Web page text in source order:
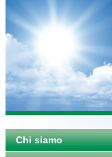
Chi siamo